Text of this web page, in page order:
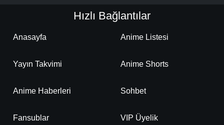
Hızlı Bağlantılar
Anasayfa Anime Listesi
Yayın Takvimi Anime Shorts
Anime Haberleri Sohbet
Fansublar VIP Üyelik